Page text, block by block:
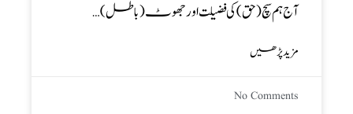
آج ہم سچ ( حق) کی فضیلت اور جھوٹ (باطل)…
مزید پڑھیں
No Comments